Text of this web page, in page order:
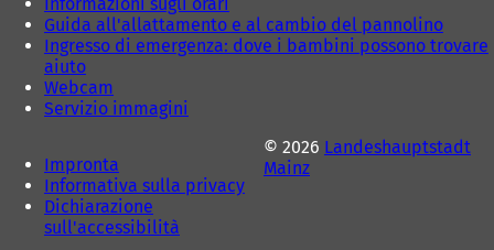
Informazioni sugli orari
Guida all'allattamento e al cambio del pannolino
Ingresso di emergenza: dove i bambini possono trovare
aiuto
Webcam
Servizio immagini
Impronta
Informativa sulla privacy
Dichiarazione
sull'accessibilità
© 2026 Landeshauptstadt
Mainz